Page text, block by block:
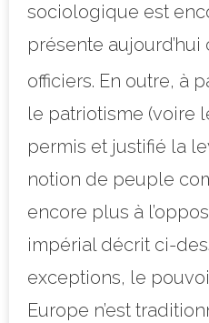
sociologique est
présente
officiers. En outre, à
le patriotisme (voire
permis et justifié la
notion de peuple
encore plus à
impérial décrit ci-
exceptions, le
Europe n’est